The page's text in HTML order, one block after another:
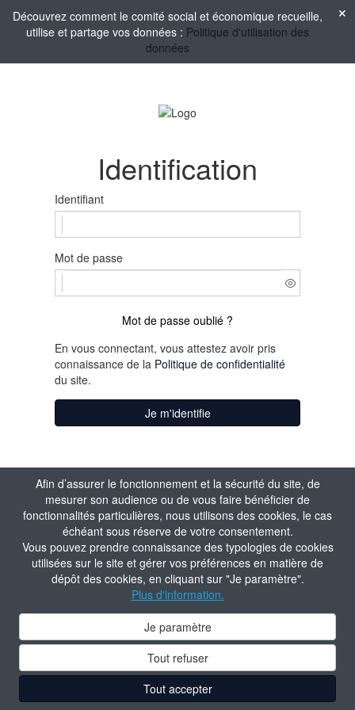
Afin d’assurer le fonctionnement et la sécurité du site, de
mesurer son audience ou de vous faire bénéficier de
fonctionnalités particulières, nous utilisons des cookies, le cas
échéant sous réserve de votre consentement.
Vous pouvez prendre connaissance des typologies de cookies
utilisées sur le site et gérer vos préférences en matière de
dépôt des cookies, en cliquant sur "Je paramètre".
Plus d'information.
Je paramètre
Tout refuser
Tout accepter
Découvrez comment le comité social et économique recueille,
utilise et partage vos données : Politique d'utilisation des
données
Identification
Identifiant
Mot de passe
Mot de passe oublié ?
En vous connectant, vous attestez avoir pris
connaissance de la Politique de confidentialité
du site.
Je m'identifie